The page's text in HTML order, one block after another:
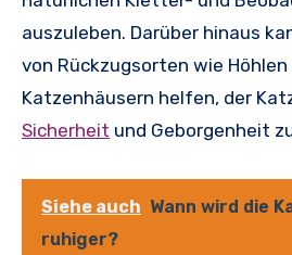
auszuleben. Darüber hinaus
von Rückzugsorten wie Höhlen
Katzenhäusern helfen, der
Sicherheit und Geborgenheit
Siehe auch Wann wird die
ruhiger?